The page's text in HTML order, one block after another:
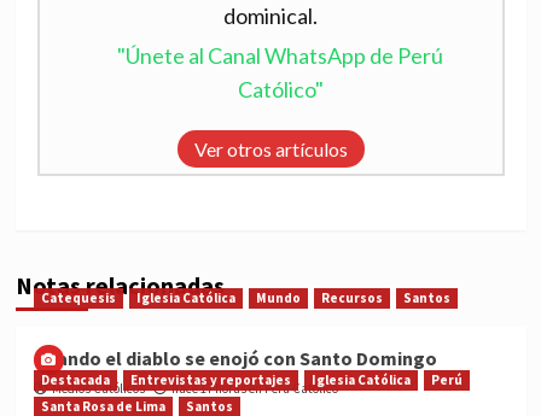
dominical.
"Únete al Canal WhatsApp de Perú
Católico"
Ver otros artículos
Notas relacionadas
Catequesis Iglesia Católica Mundo Recursos Santos
Cuando el diablo se enojó con Santo Domingo
Medios Católicos hace 17 horas en Perú Católico
Destacada Entrevistas y reportajes Iglesia Católica
Perú
Santa Rosa de Lima
Santos